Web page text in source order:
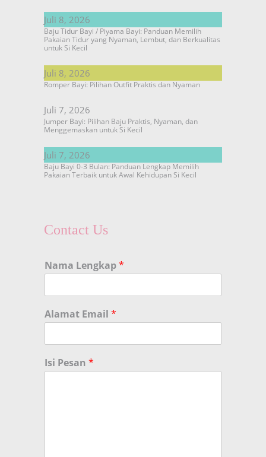
Juli 8, 2026
Baju Tidur Bayi / Piyama Bayi: Panduan Memilih
Pakaian Tidur yang Nyaman, Lembut, dan Berkualitas
untuk Si Kecil
Juli 8, 2026
Romper Bayi: Pilihan Outfit Praktis dan Nyaman
Juli 7, 2026
Jumper Bayi: Pilihan Baju Praktis, Nyaman, dan
Menggemaskan untuk Si Kecil
Juli 7, 2026
Baju Bayi 0-3 Bulan: Panduan Lengkap Memilih
Pakaian Terbaik untuk Awal Kehidupan Si Kecil
Contact Us
Nama Lengkap*
Alamat Email *
Isi Pesan *